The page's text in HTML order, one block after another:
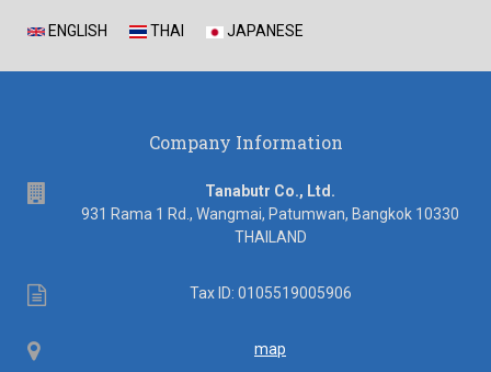
ENGLISH THAI JAPANESE
Company Information
Tanabutr Co., Ltd.
931 Rama 1 Rd., Wangmai, Patumwan, Bangkok 10330
THAILAND
Tax
Tax ID: 0105519005906
Map map